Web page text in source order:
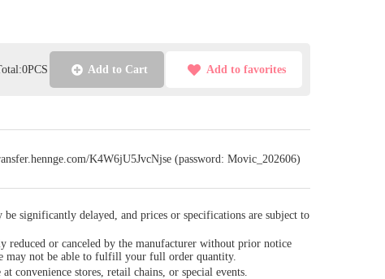
Add to Cart Add to favorites
K4W6jU5JvcNjse (password: Movic_202606)
significantly delayed, and prices or specifications are subject to
or canceled by the manufacturer without prior notice
may not be able to fulfill your full order quantity.
convenience stores, retail chains, or special events.